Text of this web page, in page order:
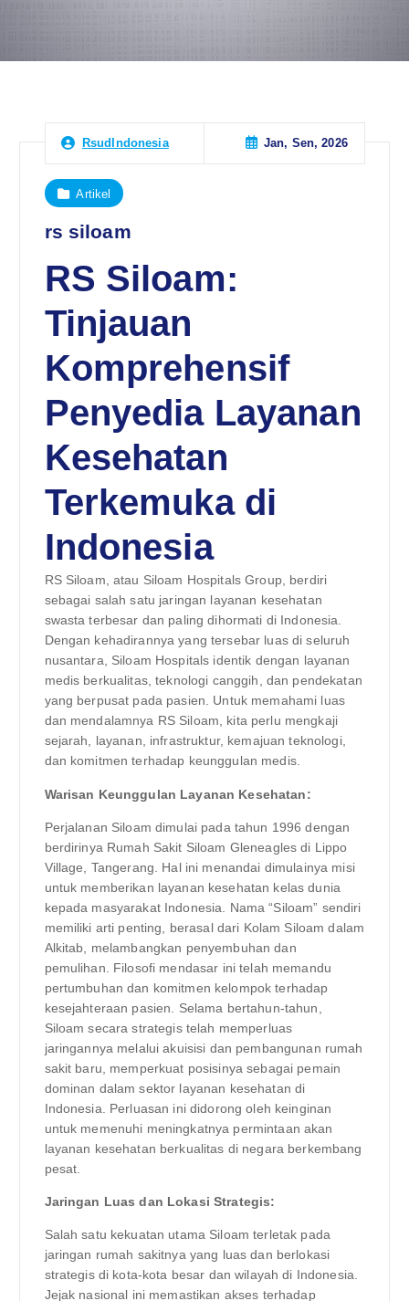
RsudIndonesia Jan, Sen, 2026
Artikel
rs siloam
RS Siloam:
Tinjauan
Komprehensif
Penyedia Layanan
Kesehatan
Terkemuka di
Indonesia
RS Siloam, atau Siloam Hospitals Group, berdiri
sebagai salah satu jaringan layanan kesehatan
swasta terbesar dan paling dihormati di Indonesia.
Dengan kehadirannya yang tersebar luas di seluruh
nusantara, Siloam Hospitals identik dengan layanan
medis berkualitas, teknologi canggih, dan pendekatan
yang berpusat pada pasien. Untuk memahami luas
dan mendalamnya RS Siloam, kita perlu mengkaji
sejarah, layanan, infrastruktur, kemajuan teknologi,
dan komitmen terhadap keunggulan medis.
Warisan Keunggulan Layanan Kesehatan:
Perjalanan Siloam dimulai pada tahun 1996 dengan
berdirinya Rumah Sakit Siloam Gleneagles di Lippo
Village, Tangerang. Hal ini menandai dimulainya misi
untuk memberikan layanan kesehatan kelas dunia
kepada masyarakat Indonesia. Nama “Siloam” sendiri
memiliki arti penting, berasal dari Kolam Siloam dalam
Alkitab, melambangkan penyembuhan dan
pemulihan. Filosofi mendasar ini telah memandu
pertumbuhan dan komitmen kelompok terhadap
kesejahteraan pasien. Selama bertahun-tahun,
Siloam secara strategis telah memperluas
jaringannya melalui akuisisi dan pembangunan rumah
sakit baru, memperkuat posisinya sebagai pemain
dominan dalam sektor layanan kesehatan di
Indonesia. Perluasan ini didorong oleh keinginan
untuk memenuhi meningkatnya permintaan akan
layanan kesehatan berkualitas di negara berkembang
pesat.
Jaringan Luas dan Lokasi Strategis:
Salah satu kekuatan utama Siloam terletak pada
jaringan rumah sakitnya yang luas dan berlokasi
strategis di kota-kota besar dan wilayah di Indonesia.
Jejak nasional ini memastikan akses terhadap